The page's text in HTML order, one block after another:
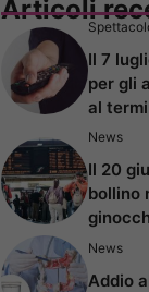
Articoli
Il 7
per gli
al
News
Il 20
bollino
News
Addio